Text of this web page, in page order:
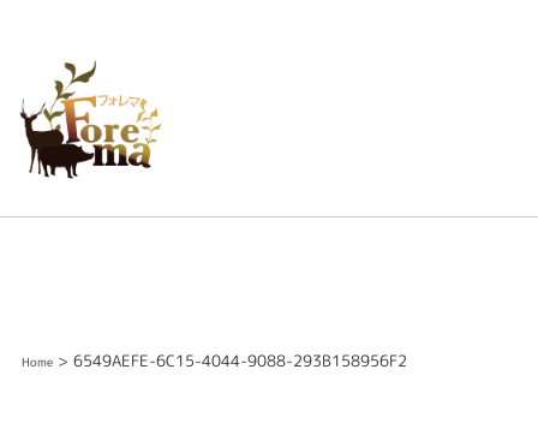
Home> 6549AEFE-6C15-4044-9088-293B158956F2